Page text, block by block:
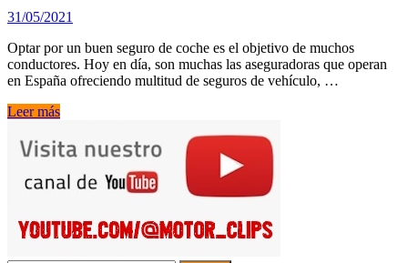
31/05/2021
Optar por un buen seguro de coche es el objetivo de muchos
conductores. Hoy en día, son muchas las aseguradoras que operan
en España ofreciendo multitud de seguros de vehículo, …
Todo
que
debes
tener
hora
Leer más